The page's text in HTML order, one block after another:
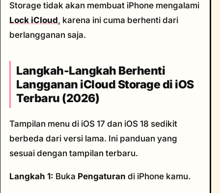
Storage tidak akan membuat iPhone mengalami
Lock iCloud, karena ini cuma berhenti dari
berlangganan saja.
Langkah-Langkah Berhenti
Langganan iCloud Storage di iOS
Terbaru (2026)
Tampilan menu di iOS 17 dan iOS 18 sedikit
berbeda dari versi lama. Ini panduan yang
sesuai dengan tampilan terbaru.
Langkah 1: Buka Pengaturan di iPhone kamu.